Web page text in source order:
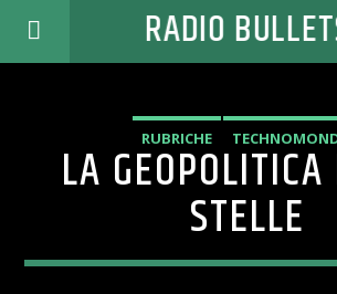
RADIO
RUBRICHE
LA
STELLE